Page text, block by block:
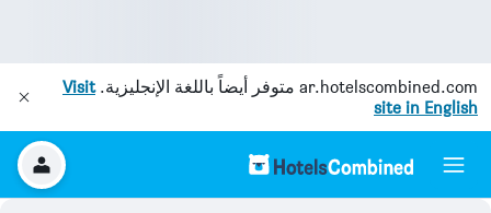
ar.hotelscombined.com متوفر أيضاً باللغة الإنجليزية.Visit
site in English